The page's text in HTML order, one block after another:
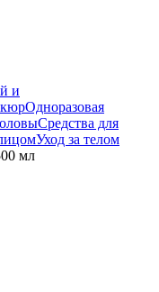
и
Одноразовая
Средства для
Уход за телом
мл